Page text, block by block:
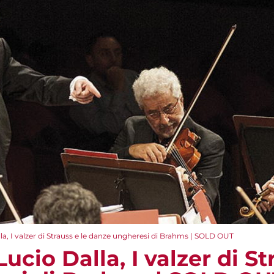
I valzer di Strauss e le danze ungheresi di Brahms | SOLD OUT
Dalla, I valzer di